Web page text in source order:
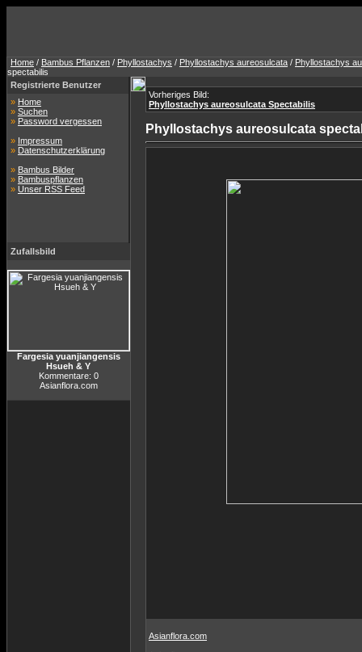
Home / Bambus Pflanzen / Phyllostachys / Phyllostachys aureosulcata / Phyllostachys
spectabilis
Registrierte Benutzer
» Home
» Suchen
» Password vergessen
» Impressum
» Datenschutzerklärung
» Bambus Bilder
» Bambuspflanzen
» Unser RSS Feed
Zufallsbild
Fargesia yuanjiangensis
Hsueh & Y
Kommentare: 0
Asianflora.com
Vorheriges Bild:
Phyllostachys aureosulcata Spectabilis
Phyllostachys aureosulcata
Asianflora.com